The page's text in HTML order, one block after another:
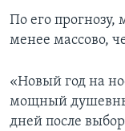
По его прогнозу,
менее массово,
«Новый год на
мощный
дней после